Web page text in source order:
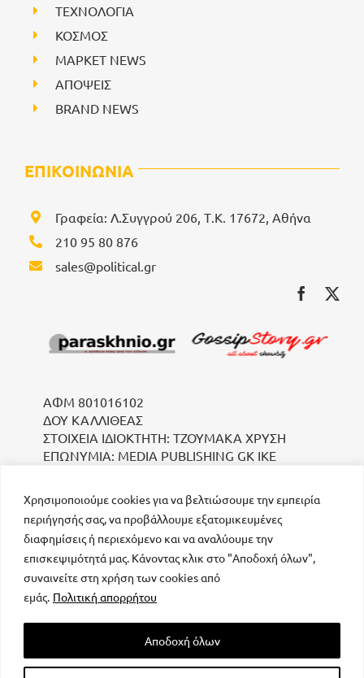
Χρησιμοποιούμε cookies για να βελτιώσουμε την εμπειρία
περιήγησής σας, να προβάλλουμε εξατομικευμένες
διαφημίσεις ή περιεχόμενο και να αναλύουμε την
επισκεψιμότητά μας. Κάνοντας κλικ στο "Αποδοχή όλων",
συναινείτε στη χρήση των cookies από
εμάς. Πολιτική απορρήτου
Αποδοχή όλων
ΤΕΧΝΟΛΟΓΙΑ
ΚΟΣΜΟΣ
ΜΑΡΚΕΤ NEWS
ΑΠΟΨΕΙΣ
BRAND NEWS
ΕΠΙΚΟΙΝΩΝΙΑ
Γραφεία: Λ.Συγγρού 206, Τ.Κ. 17672, Αθήνα
210 95 80 876
sales@political.gr
ΑΦΜ 801016102
ΔΟΥ ΚΑΛΛΙΘΕΑΣ
ΣΤΟΙΧΕΙΑ ΙΔΙΟΚΤΗΤΗ: ΤΖΟΥΜΑΚΑ ΧΡΥΣΗ
ΕΠΩΝΥΜΙΑ: MEDIA PUBLISHING GK IKE
μοναδικός αριθμός Μ.Η.Τ. 232223